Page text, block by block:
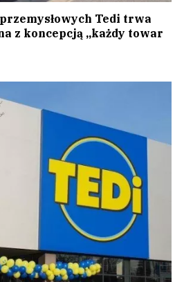
Tedi trwa
z koncepcją „każdy towar